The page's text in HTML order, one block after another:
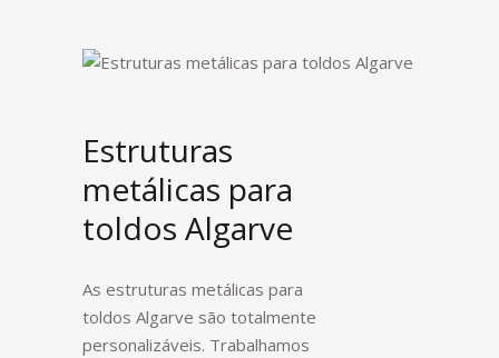
Estruturas
metálicas para
toldos Algarve
As estruturas metálicas para
toldos Algarve são totalmente
personalizáveis. Trabalhamos